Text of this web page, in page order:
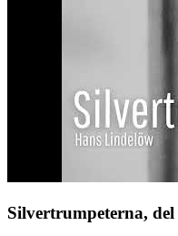
Silvertrumpeterna,